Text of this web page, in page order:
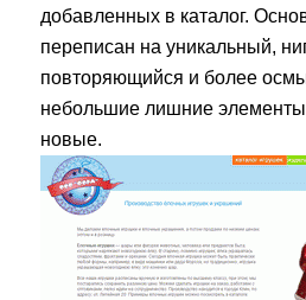
добавленных в каталог.
переписан на уникальный,
повторяющийся и более
небольшие лишние
новые.